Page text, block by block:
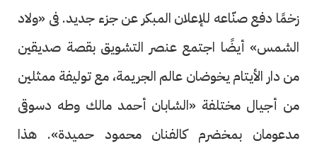
زخمًا دفع صنّاعه للإعلان المبكر عن جزء جديد. فى «ولاد
الشمس» أيضًا اجتمع عنصر التشويق بقصة صديقين
من دار الأيتام يخوضان عالم الجريمة، مع توليفة ممثلين
من أجيال مختلفة «الشابان أحمد مالك وطه دسوقى
مدعومان بمخضرم كالفنان محمود حميدة». هذا